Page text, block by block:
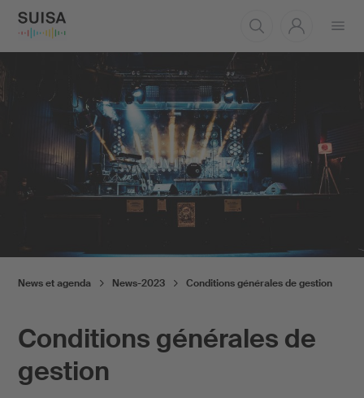
le
Conditions générales de
gestion
News et agenda News-2023 Conditions générales de gestion